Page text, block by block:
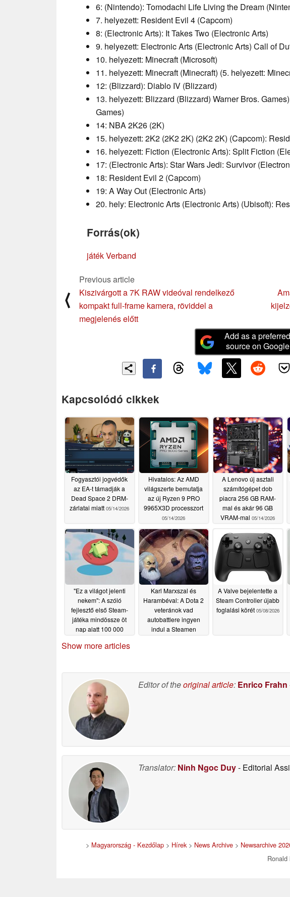
6: (Nintendo): Tomodachi Life Living the Dream
7. helyezett: Resident Evil 4 (Capcom)
8: (Electronic Arts): It Takes Two (Electronic Arts)
9. helyezett: Electronic Arts (Electronic Arts) Call of
10. helyezett: Minecraft (Microsoft)
11. helyezett: Minecraft (Minecraft) (5. helyezett:
12: (Blizzard): Diablo IV (Blizzard)
13. helyezett: Blizzard (Blizzard) Warner Bros.
Games)
14: NBA 2K26 (2K)
15. helyezett: 2K2 (2K2 2K) (2K2 2K) (Capcom):
16. helyezett: Fiction (Electronic Arts): Split Fiction
17: (Electronic Arts): Star Wars Jedi: Survivor
18: Resident Evil 2 (Capcom)
19: A Way Out (Electronic Arts)
20. hely: Electronic Arts (Electronic Arts) (Ubisoft):
Forrás(ok)
játék Verband
⟨
Previous article
Kiszivárgott a 7K RAW videóval rendelkező
kompakt full-frame kamera, röviddel a
megjelenés előtt
Add as a preferred
source on Google
Kapcsolódó cikkek
Fogyasztói jogvédők
az EA-t támadják a
Dead Space 2 DRM-
zárlatai miatt 05/14/2026
Hivatalos: Az AMD
világszerte bemutatja
az új Ryzen 9 PRO
9965X3D processzort
05/14/2026
A Lenovo új asztali
számítógépet dob
piacra 256 GB RAM-
mal és akár 96 GB
VRAM-mal 05/14/2026
"Ez a világot jelenti
nekem": A szóló
fejlesztő első Steam-
játéka mindössze öt
nap alatt 100 000
a kritikák elsöprően
Karl Marxszal és
Harambéval: A Dota 2
veteránok vad
autobattlere ingyen
indul a Steamen
A Valve bejelentette a
Steam Controller újabb
foglalási körét 05/08/2026
Show more articles
Editor of theoriginal article: Enrico Frahn
Translator: Ninh Ngoc Duy- Editorial
> Magyarország - Kezdőlap > Hírek > News Archive > Newsarchive